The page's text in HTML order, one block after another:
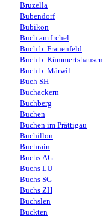
Bruzella
Bubendorf
Bubikon
Buch am Irchel
Buch b. Frauenfeld
Buch b. Kümmertshausen
Buch b. Märwil
Buch SH
Buchackern
Buchberg
Buchen
Buchen im Prättigau
Buchillon
Buchrain
Buchs AG
Buchs LU
Buchs SG
Buchs ZH
Büchslen
Buckten